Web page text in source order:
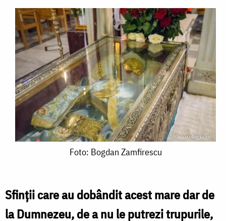
Zamfirescu
Foto: Bogdan Zamfirescu
Sfinții care au dobândit acest mare dar de
la Dumnezeu, de a nu le putrezi trupurile,